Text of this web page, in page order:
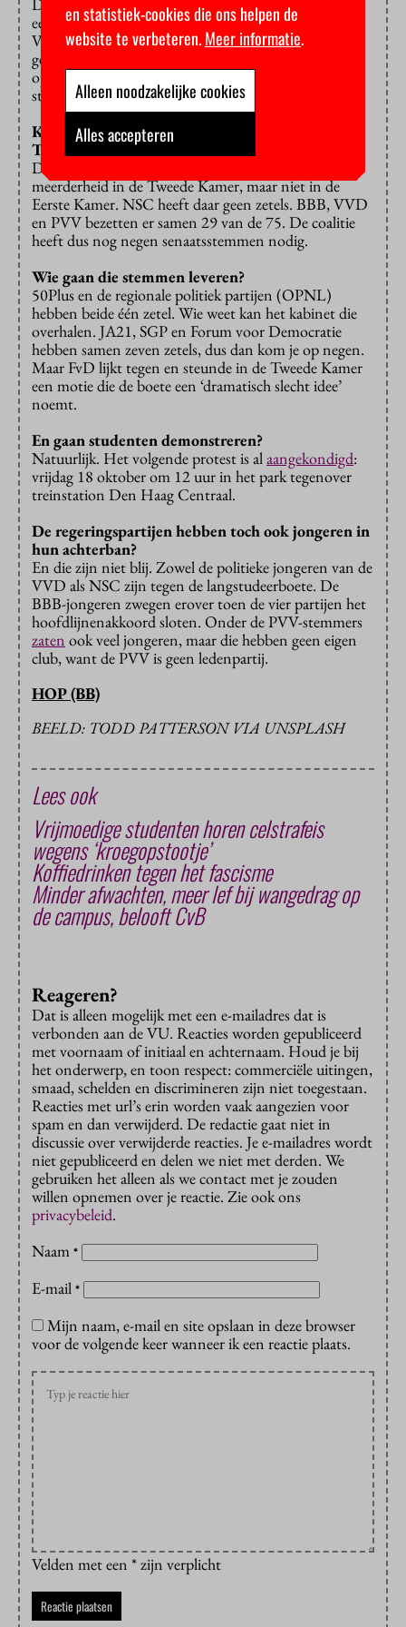
een ‘prikkel’ zijn om niet al te lang te blijven studeren.
Voor de zomervakantie zei de VVD ook zoiets: het is
geen boete, maar een hogere eigen bijdrage. De
oppositie denkt er anders over: die ziet de druk op
studenten toenemen.
Komt dit plan probleemloos door de Eerste en
Tweede Kamer?
Dat is maar de vraag. De coalitie heeft weliswaar een
meerderheid in de Tweede Kamer, maar niet in de
Eerste Kamer. NSC heeft daar geen zetels. BBB, VVD
en PVV bezetten er samen 29 van de 75. De coalitie
heeft dus nog negen senaatsstemmen nodig.
Wie gaan die stemmen leveren?
50Plus en de regionale politiek partijen (OPNL)
hebben beide één zetel. Wie weet kan het kabinet die
overhalen. JA21, SGP en Forum voor Democratie
hebben samen zeven zetels, dus dan kom je op negen.
Maar FvD lijkt tegen en steunde in de Tweede Kamer
een motie die de boete een ‘dramatisch slecht idee’
noemt.
En gaan studenten demonstreren?
Natuurlijk. Het volgende protest is al aangekondigd:
vrijdag 18 oktober om 12 uur in het park tegenover
treinstation Den Haag Centraal.
De regeringspartijen hebben toch ook jongeren in
hun achterban?
En die zijn niet blij. Zowel de politieke jongeren van de
VVD als NSC zijn tegen de langstudeerboete. De
BBB-jongeren zwegen erover toen de vier partijen het
hoofdlijnenakkoord sloten. Onder de PVV-stemmers
zaten ook veel jongeren, maar die hebben geen eigen
club, want de PVV is geen ledenpartij.
HOP (BB)
BEELD: TODD PATTERSON VIA UNSPLASH
Lees ook
Vrijmoedige studenten horen celstrafeis
wegens ‘kroegopstootje’
Koffiedrinken tegen het fascisme
Minder afwachten, meer lef bij wangedrag op
de campus, belooft CvB
Reageren?
Dat is alleen mogelijk met een e-mailadres dat is
verbonden aan de VU. Reacties worden gepubliceerd
met voornaam of initiaal en achternaam. Houd je bij
het onderwerp, en toon respect: commerciële uitingen,
smaad, schelden en discrimineren zijn niet toegestaan.
Reacties met url’s erin worden vaak aangezien voor
spam en dan verwijderd. De redactie gaat niet in
discussie over verwijderde reacties. Je e-mailadres wordt
niet gepubliceerd en delen we niet met derden. We
gebruiken het alleen als we contact met je zouden
willen opnemen over je reactie. Zie ook ons
privacybeleid.
Naam *
E-mail *
Mijn naam, e-mail en site opslaan in deze browser
voor de volgende keer wanneer ik een reactie plaats.
Velden met een * zijn verplicht
en statistiek-cookies die ons helpen de
website te verbeteren.Meer informatie.
Alleen noodzakelijke cookies
Alles accepteren